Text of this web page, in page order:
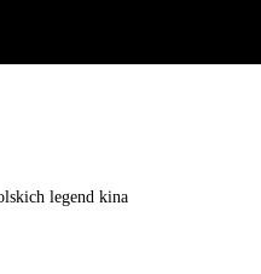
legend kina